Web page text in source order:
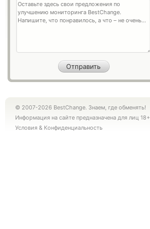
© 2007-2026 BestChange. Знаем, где обменять!
Информация на сайте предназначена для лиц 18+
Условия & Конфиденциальность